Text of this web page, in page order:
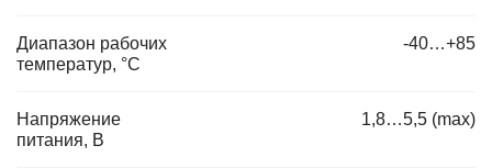
Диапазон рабочих
температур, °C
-40…+85
Напряжение
питания, В
1,8…5,5 (max)